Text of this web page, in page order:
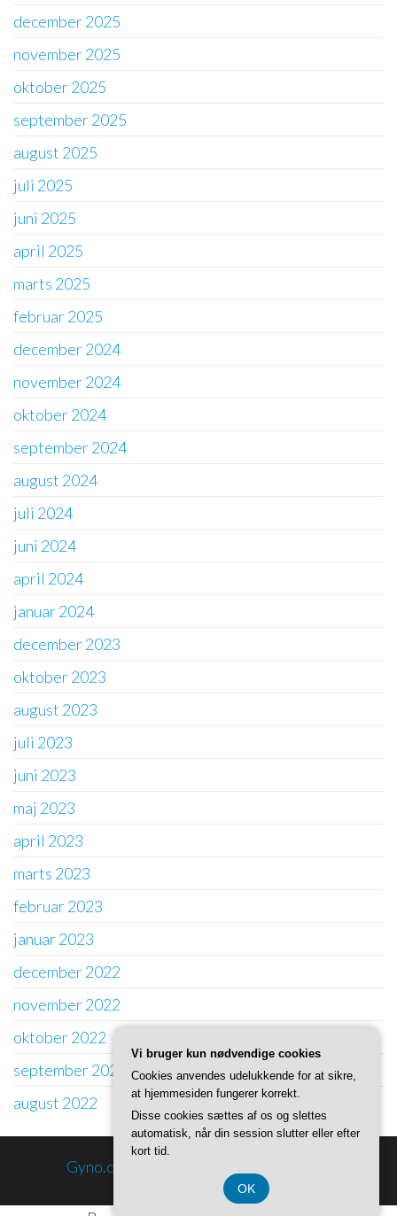
december 2025
november 2025
oktober 2025
september 2025
august 2025
juli 2025
juni 2025
april 2025
marts 2025
februar 2025
december 2024
november 2024
oktober 2024
september 2024
august 2024
juli 2024
juni 2024
april 2024
januar 2024
december 2023
oktober 2023
august 2023
juli 2023
juni 2023
maj 2023
april 2023
marts 2023
februar 2023
januar 2023
december 2022
november 2022
oktober 2022
september 2022
august 2022
Gyno.dk information
Vi bruger kun nødvendige cookies
Cookies anvendes udelukkende for at sikre,
at hjemmesiden fungerer korrekt.
Disse cookies sættes af os og slettes
automatisk, når din session slutter eller efter
kort tid.
OK